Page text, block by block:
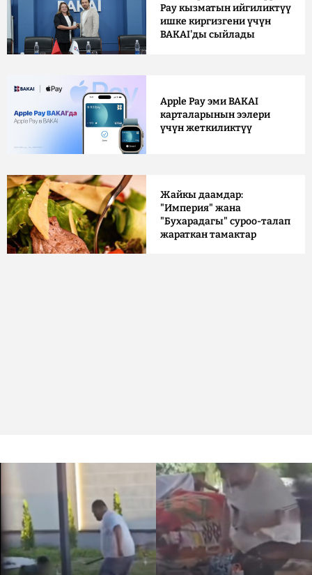
Pay кызматын ийгиликтүү
ишке киргизгени үчүн
BAKAI'ды сыйлады
Apple Pay эми BAKAI
карталарынын ээлери
үчүн жеткиликтүү
Жайкы даамдар:
"Империя" жана
"Бухарадагы" суроо-талап
жараткан тамактар